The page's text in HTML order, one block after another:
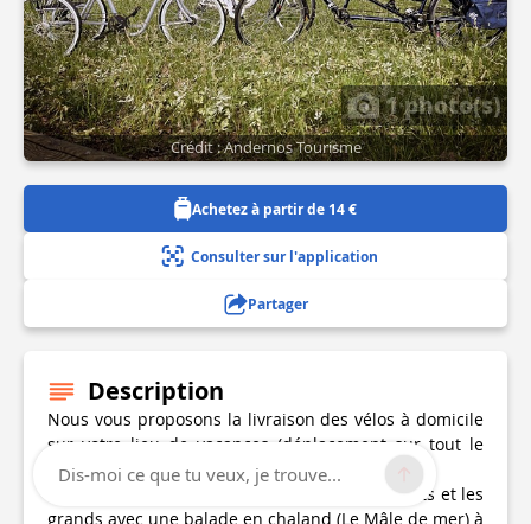
1 photo(s)
Crédit : Andernos Tourisme
Achetez à partir de 14 €
Consulter sur l'application
Partager
Description
Nous vous proposons la livraison des vélos à domicile
sur votre lieu de vacances (déplacement sur tout le
Bassin d'Arcachon).
Balade guidée sur le Nord Bassin pour les petits et les
grands avec une balade en chaland (Le Mâle de mer) à
Dis-moi ce que tu veux, je trouve...